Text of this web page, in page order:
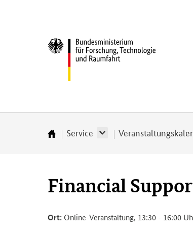
(Eingabetaste)
(Eingabetaste)
(Eingabetaste)
Bundesministerium
und
Raumfahrt
Startseite
Service
Financial
Ort: Online-Veranstaltung, 13:30 - 16:00